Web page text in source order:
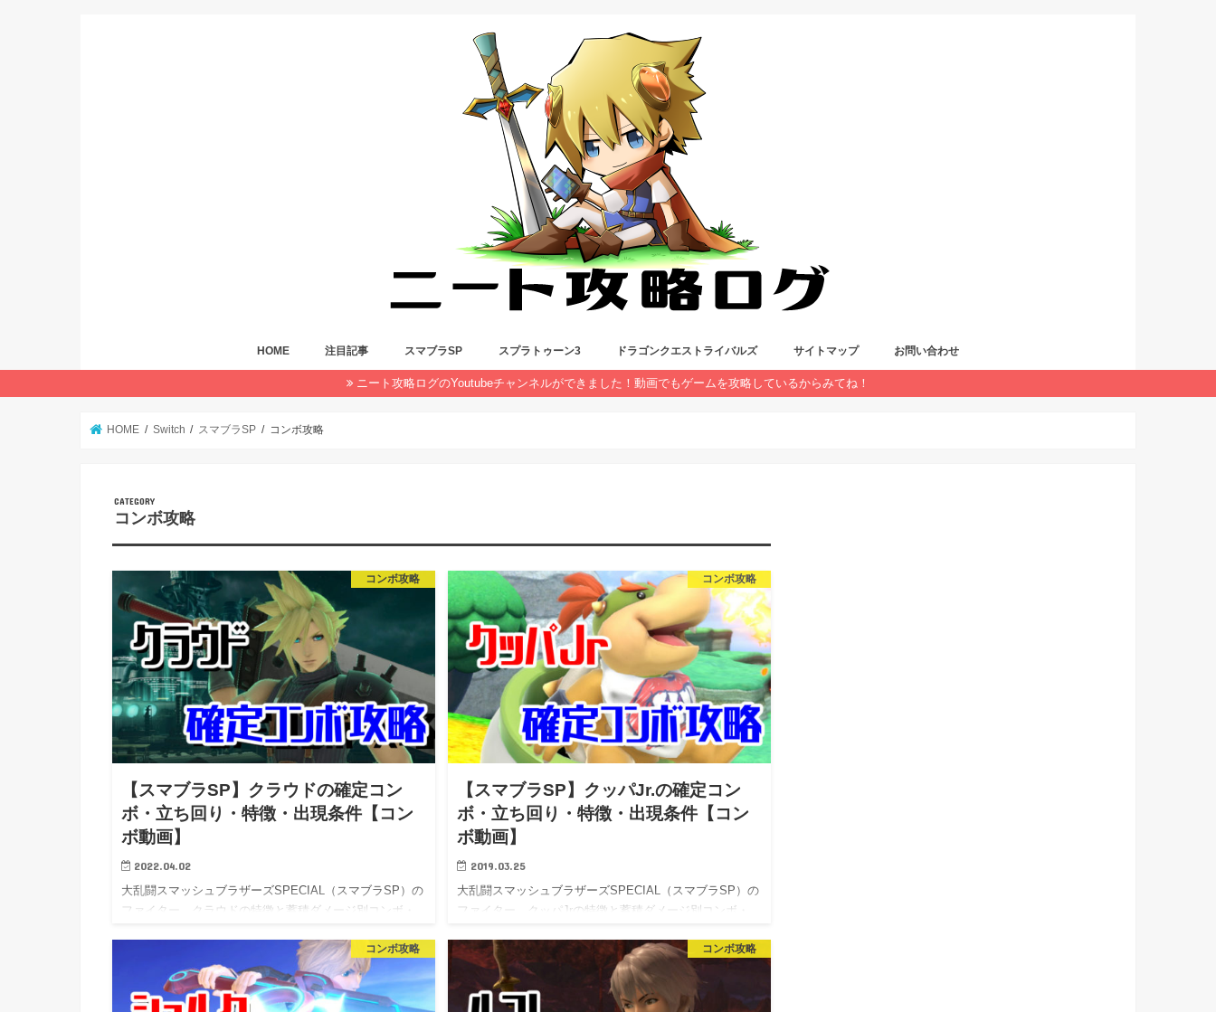
HOME 注目記事 スマブラSP
コンボ攻略
ファイター考察
アイテム考察
スプラトゥーン3
スプラトゥーンに人生救われた話
ナワバリバトル
バンカラマッチ
ドラゴンクエストライバルズ サイトマップ お問い合わせ
ニート攻略ログのYoutubeチャンネルができました！動画でもゲームを攻略しているからみてね！
HOME Switch スマブラSP コンボ攻略
CATEGORY
コンボ攻略
コンボ攻略
【スマブラSP】クラウドの確定コン
ボ・立ち回り・特徴・出現条件【コン
ボ動画】
2022.04.02
大乱闘スマッシュブラザーズSPECIAL（スマブラSP）の
ファイター、クラウドの特徴と蓄積ダメージ別コンボ・
コンボ攻略
【スマブラSP】クッパJr.の確定コン
ボ・立ち回り・特徴・出現条件【コン
ボ動画】
2019.03.25
大乱闘スマッシュブラザーズSPECIAL（スマブラSP）の
ファイター、クッパJrの特徴と蓄積ダメージ別コンボ・…
コンボ攻略 コンボ攻略